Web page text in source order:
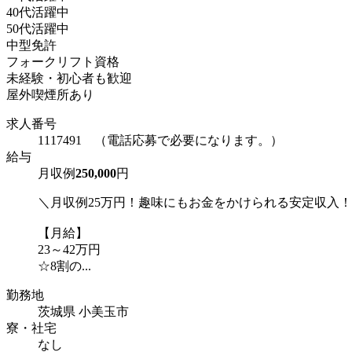
40代活躍中
50代活躍中
中型免許
フォークリフト資格
未経験・初心者も歓迎
屋外喫煙所あり
求人番号
1117491 （電話応募で必要になります。）
給与
月収例250,000円
＼月収例25万円！趣味にもお金をかけられる安定収入
【月給】
23～42万円
☆8割の...
勤務地
茨城県 小美玉市
寮・社宅
なし